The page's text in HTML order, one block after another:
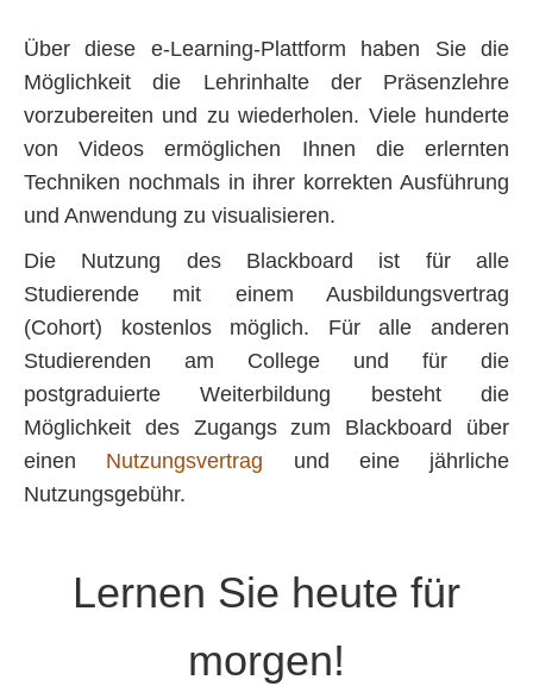
Über diese e-Learning-Plattform haben Sie die
Möglichkeit die Lehrinhalte der Präsenzlehre
vorzubereiten und zu wiederholen. Viele hunderte
von Videos ermöglichen Ihnen die erlernten
Techniken nochmals in ihrer korrekten Ausführung
und Anwendung zu visualisieren.
Die Nutzung des Blackboard ist für alle
Studierende mit einem Ausbildungsvertrag
(Cohort) kostenlos möglich. Für alle anderen
Studierenden am College und für die
postgraduierte Weiterbildung besteht die
Möglichkeit des Zugangs zum Blackboard über
einen Nutzungsvertrag und eine jährliche
Nutzungsgebühr.
Lernen Sie heute für
morgen!